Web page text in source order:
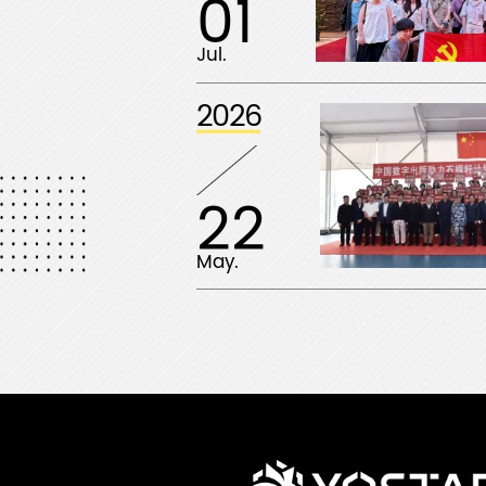
01
Jul.
2026
22
May.